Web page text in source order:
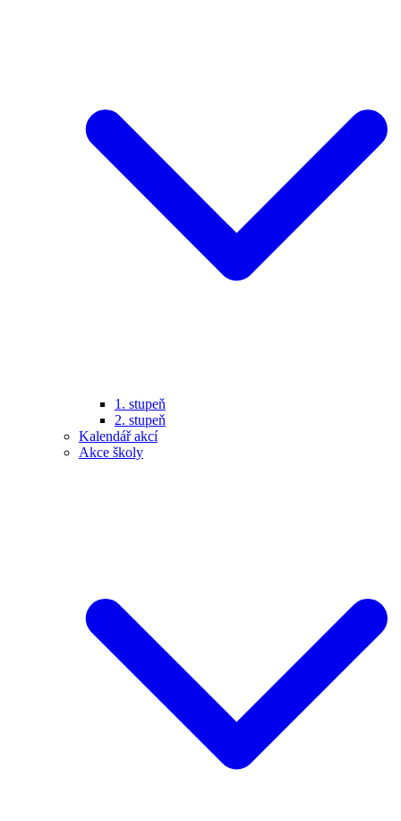
1. stupeň
2. stupeň
Kalendář akcí
Akce školy